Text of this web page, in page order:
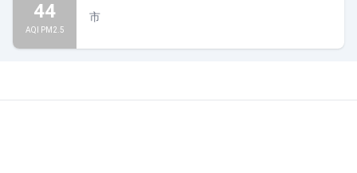
44
AQI PM2.5
市